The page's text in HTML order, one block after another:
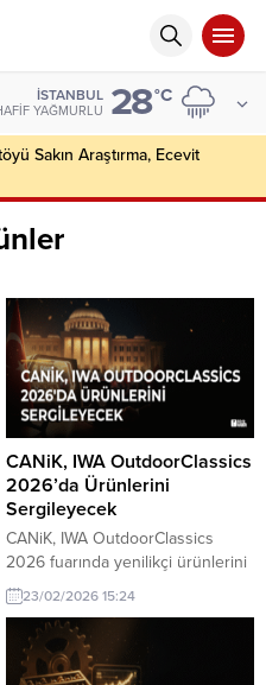
İSTANBUL
YAĞMURLU 28°C
Sakın Araştırma, Ecevit
CANiK, IWA OutdoorClassics
2026’da Ürünlerini
Sergileyecek
CANiK, IWA OutdoorClassics
2026 fuarında yenilikçi ürünlerini
tanıtacak. Silah endüstrisinin
önemli oyuncularından biri olan
CANiK, Almanya'da dikkatleri
üzerine çekecek.
23/02/2026 15:24